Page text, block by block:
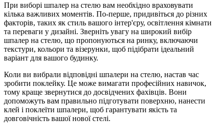
При виборі шпалер на стелю вам необхідно враховувати
кілька важливих моментів. По-перше, придивіться до різних
факторів, таких як стиль вашого інтер'єру, освітлення кімнати
та переваги у дизайні. Зверніть увагу на широкий вибір
шпалер на стелю, що пропонуються на ринку, включаючи
текстури, кольори та візерунки, щоб підібрати ідеальний
варіант для вашого будинку.
Коли ви вибрали відповідні шпалери на стелю, настав час
зробити поклейку. Це може вимагати професійних навичок,
тому краще звернутися до досвідчених фахівців. Вони
допоможуть вам правильно підготувати поверхню, нанести
клей і поклеїти шпалери, щоб гарантувати якість та
довговічність вашої нової стелі.